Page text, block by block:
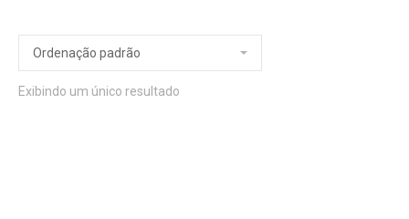
Exibindo um único resultado